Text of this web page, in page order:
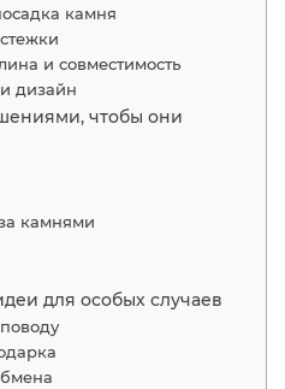
камня
и совместимость
дизайн
чтобы они
камнями
для особых случаев